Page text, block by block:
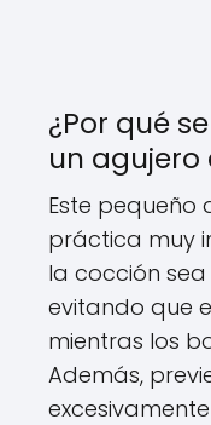
¿Por qué
un agujero
Este pequeño
práctica muy
la cocción
evitando que
mientras los
Además,